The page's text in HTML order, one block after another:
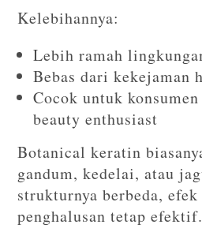
Kelebihannya:
Lebih ramah
Bebas dari kekejaman
Cocok untuk
beauty enthusiast
Botanical keratin
gandum, kedelai, atau
strukturnya berbeda,
penghalusan tetap efektif.